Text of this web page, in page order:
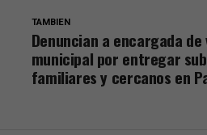
TAMBIEN
Denuncian a encargada de
municipal por entregar
familiares y cercanos en